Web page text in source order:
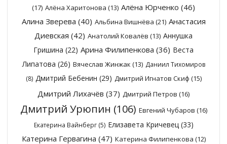
(17) Алёна Харитонова (13) Алёна Юрченко (46)
Алина Зверева (40) Альбина Вишнёва (21) Анастасия
Диевская (42) Анатолий Ковалёв (13) Аннушка
Гришина (22) Арина Филипенкова (36) Веста
Липатова (26) Вячеслав Жинжак (13) Даниил Тихомиров
(8) Дмитрий Бебенин (29) Дмитрий Игнатов Скиф (15)
Дмитрий Лихачёв (37) Дмитрий Петров (16)
Дмитрий Урюпин (106) Евгений Чубаров (16)
Екатерина Вайнберг(5) Елизавета Кричевец (33)
Катерина Гервагина (47) Катерина Филипенкова (12)